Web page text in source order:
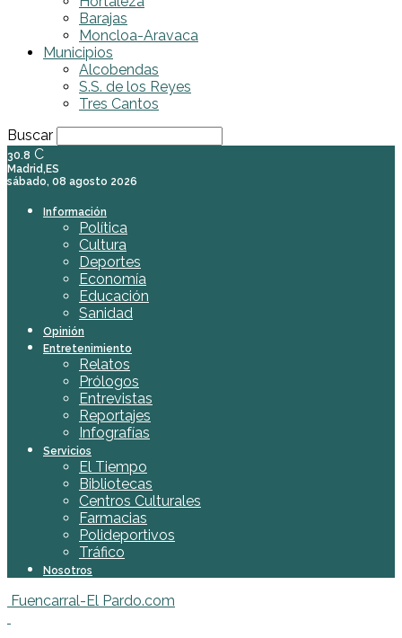
Barajas
Moncloa-Aravaca
Municipios
Alcobendas
S.S. de los Reyes
Tres Cantos
Buscar
30.8 C
Madrid,ES
sábado, 08 agosto 2026
Información
Política
Cultura
Deportes
Economía
Educación
Sanidad
Opinión
Entretenimiento
Relatos
Prólogos
Entrevistas
Reportajes
Infografías
Servicios
El Tiempo
Bibliotecas
Centros Culturales
Farmacias
Polideportivos
Tráfico
Nosotros
Fuencarral-El Pardo.com